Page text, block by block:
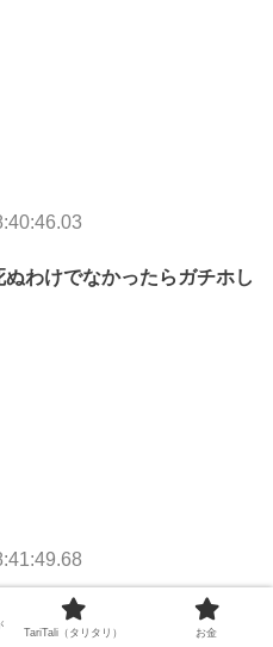
わけでなかったらガチホし
ないのか
TariTali（タリタリ） お金